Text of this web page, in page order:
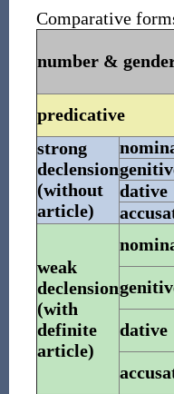
Comparative
number &
predicative
strong
declension
(without
article)
dative
weak
declension
(with
definite
article)
dative